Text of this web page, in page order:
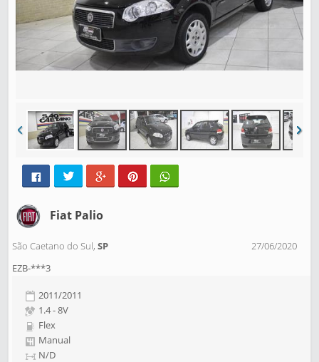
Fiat Palio
São Caetano do Sul,SP
27/06/2020
EZB-***3
2011/2011
1.4 - 8V
Flex
Manual
N/D